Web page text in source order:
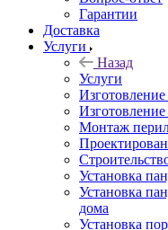
Гарантии
Доставка
Услуги
Назад
Услуги
Изготовление
Монтаж
Установка
Установка
дома
Установка